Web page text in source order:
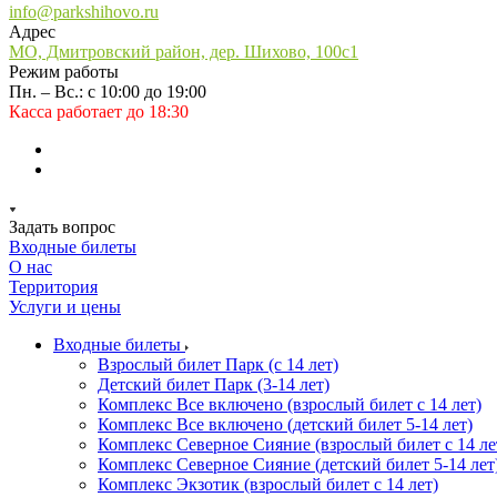
info@parkshihovo.ru
Адрес
МО, Дмитровский район, дер. Шихово, 100с1
Режим работы
Пн. – Вс.: с 10:00 до 19:00
Касса работает до 18:30
Задать вопрос
Входные билеты
О нас
Территория
Услуги и цены
Входные билеты
Взрослый билет Парк (с 14 лет)
Детский билет Парк (3-14 лет)
Комплекс Все включено (взрослый билет с 14 лет)
Комплекс Все включено (детский билет 5-14 лет)
Комплекс Северное Сияние (взрослый билет с 14
Комплекс Северное Сияние (детский билет 5-14
Комплекс Экзотик (взрослый билет с 14 лет)